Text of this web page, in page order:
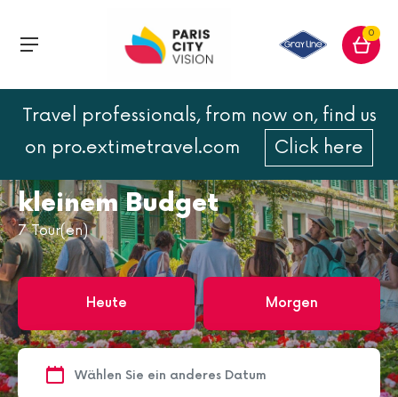
0
Travel professionals, from now on, find us
on pro.extimetravel.com
Click here
Besuchen Sie Paris mit kleinem Budget
Besuchen Sie Paris mit
kleinem Budget
7 Tour(en)
Heute Morgen